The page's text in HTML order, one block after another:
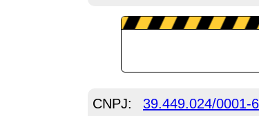
CNPJ: 39.449.024/0001-